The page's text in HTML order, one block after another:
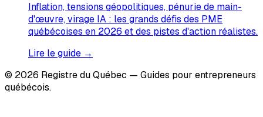
Inflation, tensions géopolitiques, pénurie de main-
d'œuvre, virage IA : les grands défis des PME
québécoises en 2026 et des pistes d'action réalistes.
Lire le guide →
© 2026 Registre du Québec — Guides pour entrepreneurs
québécois.